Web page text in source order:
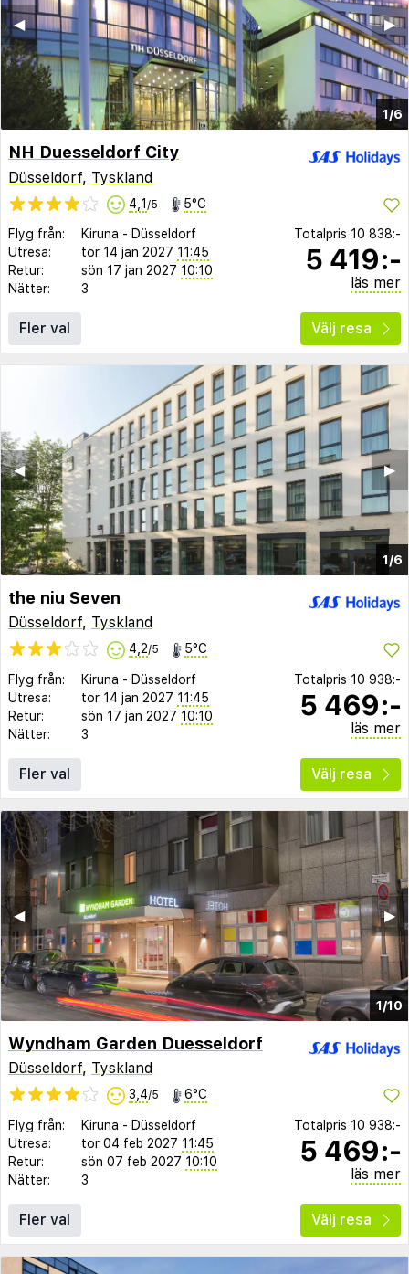
1/6
▶︎
◀︎
NH Duesseldorf City
Düsseldorf, Tyskland
4,1 /5 5°C
Flyg från: Kiruna - Düsseldorf
Utresa:
tor 14 jan 2027 11:45
Retur:
sön 17 jan 2027 10:10
Nätter:
3
Totalpris 10 838:-
5 419:-
läs mer
Fler val Välj resa
1/6
▶︎
◀︎
the niu Seven
Düsseldorf, Tyskland
4,2/5 5°C
Flyg från: Kiruna - Düsseldorf
Utresa:
tor 14 jan 2027 11:45
Retur:
sön 17 jan 2027 10:10
Nätter:
3
Totalpris 10 938:-
5 469:-
läs mer
Fler val Välj resa
1/10
▶︎
◀︎
Wyndham Garden Duesseldorf
Düsseldorf, Tyskland
3,4/5 6°C
Flyg från: Kiruna - Düsseldorf
Utresa:
tor 04 feb 2027 11:45
Retur:
sön 07 feb 2027 10:10
Nätter:
3
Totalpris 10 938:-
5 469:-
läs mer
Fler val Välj resa